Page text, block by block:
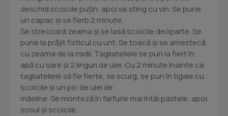
deschid scoicile puţin, apoi se sting cu vin. Se pune
un capac şi se fierb 2 minute.
Se strecoară zeama şi se lasă scoicile deoparte. Se
pune la prăjit fisticul cu unt. Se toacă şi se amestecă
cu zeama de la midii. Tagliatellele se pun la fiert în
apă cu sare şi 2 linguri de ulei. Cu 2 minute înainte ca
tagliatellele să fie fierte, se scurg, se pun în tigaie cu
scoicile şi un pic de ulei de
măsline. Se monteză în farfurie mai întâi pastele, apoi
sosul şi scoicile.